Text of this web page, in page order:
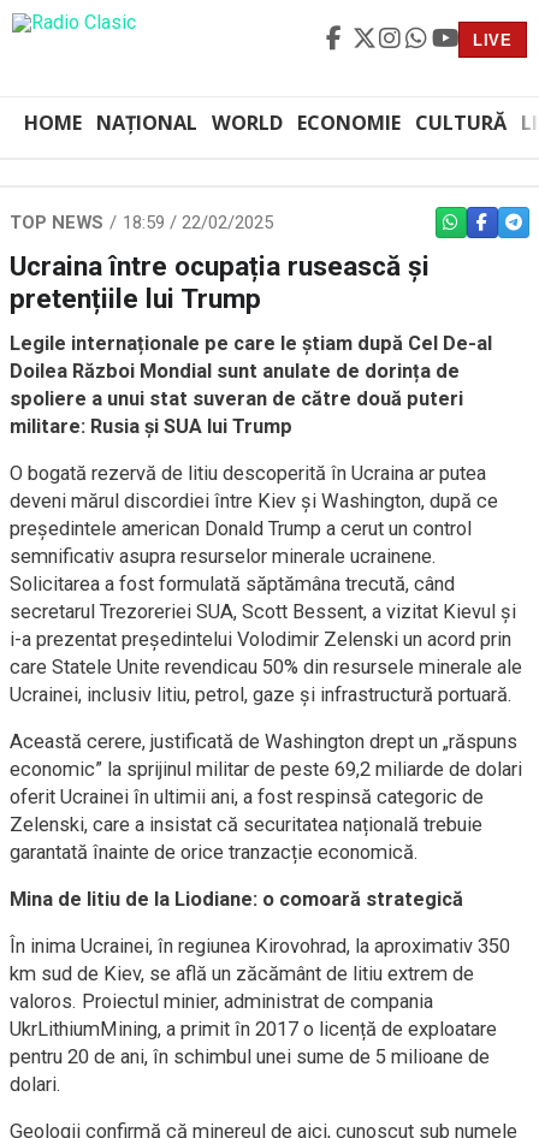
LIVE
HOME NAȚIONAL WORLD ECONOMIE CULTURĂ
TOP NEWS 18:59 / 22/02/2025 WHATSAPP
Ucraina între ocupația rusească și
pretențiile lui Trump
Legile internaționale pe care le știam după Cel De-al
Doilea Război Mondial sunt anulate de dorința de
spoliere a unui stat suveran de către două puteri
militare: Rusia și SUA lui Trump
O bogată rezervă de litiu descoperită în Ucraina ar putea
deveni mărul discordiei între Kiev și Washington, după ce
președintele american Donald Trump a cerut un control
semnificativ asupra resurselor minerale ucrainene.
Solicitarea a fost formulată săptămâna trecută, când
secretarul Trezoreriei SUA, Scott Bessent, a vizitat Kievul și
i-a prezentat președintelui Volodimir Zelenski un acord prin
care Statele Unite revendicau 50% din resursele minerale ale
Ucrainei, inclusiv litiu, petrol, gaze și infrastructură portuară.
Această cerere, justificată de Washington drept un „răspuns
economic” la sprijinul militar de peste 69,2 miliarde de dolari
oferit Ucrainei în ultimii ani, a fost respinsă categoric de
Zelenski, care a insistat că securitatea națională trebuie
garantată înainte de orice tranzacție economică.
Mina de litiu de la Liodiane: o comoară strategică
În inima Ucrainei, în regiunea Kirovohrad, la aproximativ 350
km sud de Kiev, se află un zăcământ de litiu extrem de
valoros. Proiectul minier, administrat de compania
UkrLithiumMining, a primit în 2017 o licență de exploatare
pentru 20 de ani, în schimbul unei sume de 5 milioane de
dolari.
Geologii confirmă că minereul de aici, cunoscut sub numele